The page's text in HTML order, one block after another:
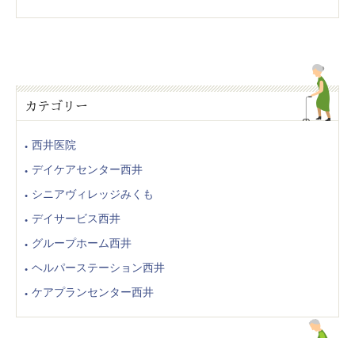
カテゴリー
西井医院
デイケアセンター西井
シニアヴィレッジみくも
デイサービス西井
グループホーム西井
ヘルパーステーション西井
ケアプランセンター西井